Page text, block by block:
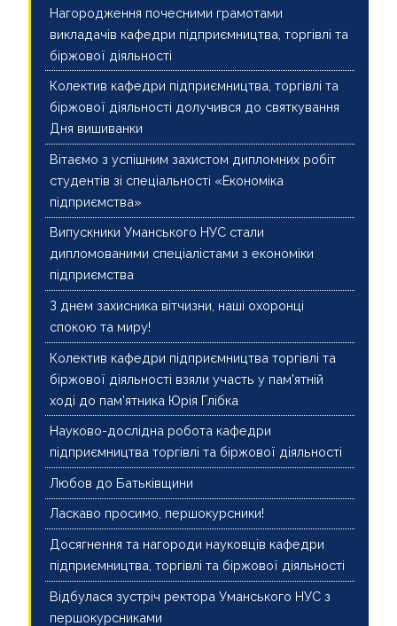
Нагородження почесними грамотами
викладачів кафедри підприємництва, торгівлі та
біржової діяльності
Колектив кафедри підприємництва, торгівлі та
біржової діяльності долучився до святкування
Дня вишиванки
Вітаємо з успішним захистом дипломних робіт
студентів зі спеціальності «Економіка
підприємства»
Випускники Уманського НУС стали
дипломованими спеціалістами з економіки
підприємства
З днем захисника вітчизни, наші охоронці
спокою та миру!
Колектив кафедри підприємництва торгівлі та
біржової діяльності взяли участь у пам'ятній
ході до пам’ятника Юрія Глібка
Науково-дослідна робота кафедри
підприємництва торгівлі та біржової діяльності
Любов до Батьківщини
Ласкаво просимо, першокурсники!
Досягнення та нагороди науковців кафедри
підприємництва, торгівлі та біржової діяльності
Відбулася зустріч ректора Уманського НУС з
першокурсниками